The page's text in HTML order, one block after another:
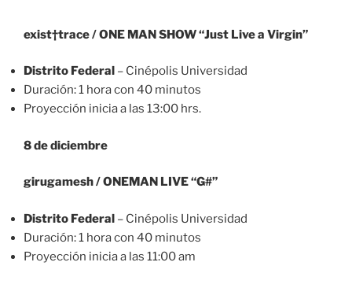
exist†trace / ONE MAN SHOW “Just Live a Virgin”
Distrito Federal – Cinépolis Universidad
Duración: 1 hora con 40 minutos
Proyección inicia a las 13:00 hrs.
8 de diciembre
girugamesh / ONEMAN LIVE “G#”
Distrito Federal – Cinépolis Universidad
Duración: 1 hora con 40 minutos
Proyección inicia a las 11:00 am